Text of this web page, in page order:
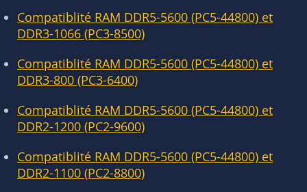
Compatiblité RAM DDR5-5600 (PC5-44800) et
DDR3-1066 (PC3-8500)
Compatiblité RAM DDR5-5600 (PC5-44800) et
DDR3-800 (PC3-6400)
Compatiblité RAM DDR5-5600 (PC5-44800) et
DDR2-1200 (PC2-9600)
Compatiblité RAM DDR5-5600 (PC5-44800) et
DDR2-1100 (PC2-8800)